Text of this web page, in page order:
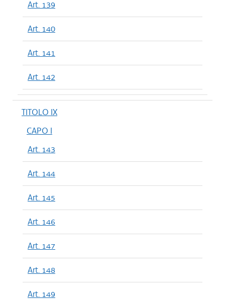
Art. 139
Art. 140
Art. 141
Art. 142
TITOLO IX
CAPO I
Art. 143
Art. 144
Art. 145
Art. 146
Art. 147
Art. 148
Art. 149